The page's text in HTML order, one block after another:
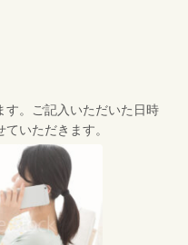
す。ご記入いただいた日時
いただきます。